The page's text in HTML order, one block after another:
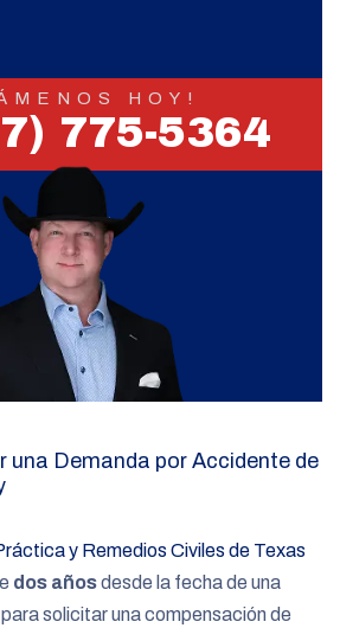
HOY!
775-5364
una Demanda por Accidente de
y Remedios Civiles de Texas
dos añosdesde la fecha de una
solicitar una compensación de